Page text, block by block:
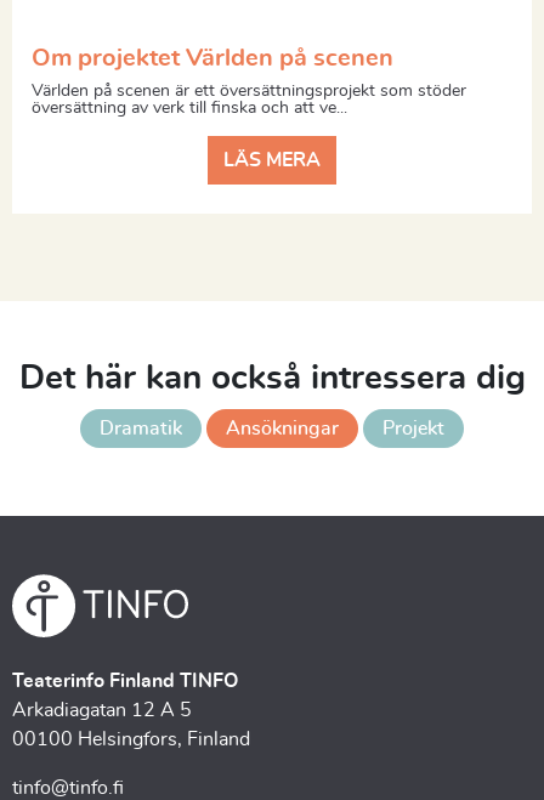
Om projektet Världen på scenen
Världen på scenen är ett översättningsprojekt som stöder
översättning av verk till finska och att ve...
LÄS MERA
Det här kan också intressera dig
Dramatik Ansökningar Projekt
Teaterinfo Finland TINFO
Arkadiagatan 12 A 5
00100 Helsingfors, Finland
tinfo@tinfo.fi